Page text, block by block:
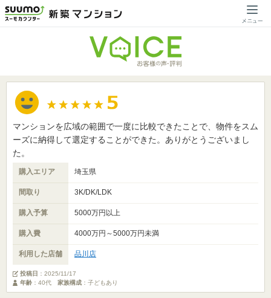
マンションを広域の範囲で一度に比較できたことで、物件をスム
ーズに納得して選定することができた。ありがとうございまし
た。
購入エリア 埼玉県
間取り 3K/DK/LDK
購入予算 5000万円以上
購入費 4000万円～5000万円未満
利用した店舗 品川店
投稿日 ： 2025/11/17
年齢 ：40代 家族構成 ：子どもあり